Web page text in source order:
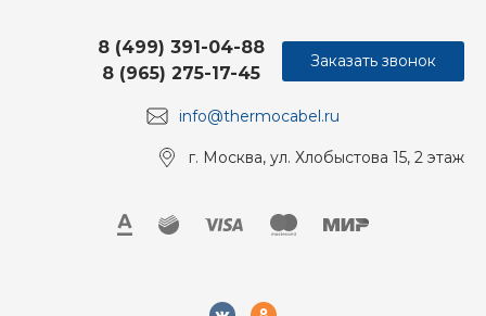
info@thermocabel.ru
8 (499) 391-04-88
8 (965) 275-17-45
г. Москва, ул. Хлобыстова 15, 2 этаж
Заказать звонок